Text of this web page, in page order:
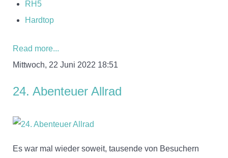
RH5
Hardtop
Read more...
Mittwoch, 22 Juni 2022 18:51
24. Abenteuer Allrad
Es war mal wieder soweit, tausende von Besuchern